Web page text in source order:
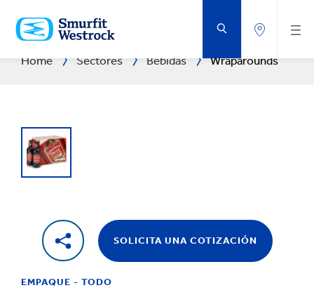
AL
CONTENIDO
PRINCIPAL
Home Sectores Bebidas Wraparounds
SOLICITA UNA COTIZACIÓN
EMPAQUE - TODO